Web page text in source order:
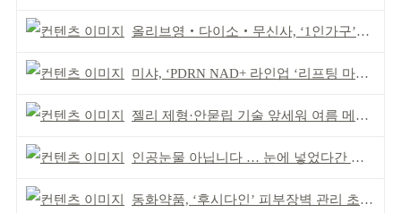
올리브영‧다이소‧무신사, ‘1인가구’가 이끈다
미샤, ‘PDRN NAD+ 라인업 ‘리프팅 마스크’ 출시
젤리 제형·안묻립 기술 앞세워 여름 메이크업 시장 공략
인공눈물 아닙니다 … 눈에 넣었다간 각막 손상
동화약품, ‘후시다인’ 피부장벽 관리 초점 ‘리브랜딩’